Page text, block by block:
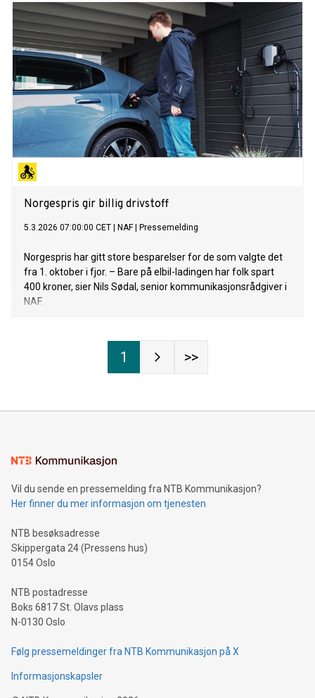
og næringsstoffer, holde tilbake vann og dempe flom,
avrenning og erosjon.
Norgespris gir billig drivstoff
5.3.2026 07:00:00 CET NAF| Pressemelding
Norgespris har gitt store besparelser for de som valgte det
fra 1. oktober i fjor. – Bare på elbil-ladingen har folk spart
400 kroner, sier Nils Sødal, senior kommunikasjonsrådgiver i
NAF.
1 >>
Vil du sende en pressemelding fra NTB Kommunikasjon?
Her finner du mer informasjon om tjenesten
NTB besøksadresse
Skippergata 24 (Pressens hus)
0154 Oslo
NTB postadresse
Boks 6817 St. Olavs plass
N-0130 Oslo
Følg pressemeldinger fra NTB Kommunikasjon på X
Informasjonskapsler